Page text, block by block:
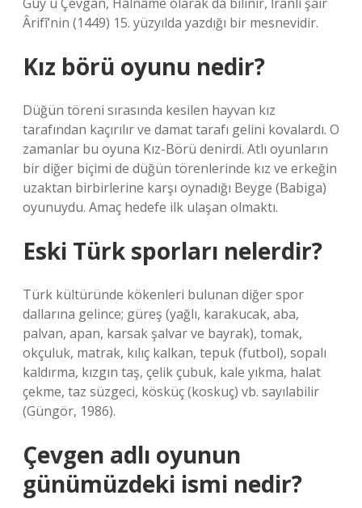
Ârifî’nin (1449) 15. yüzyılda yazdığı bir mesnevidir.
Kız börü oyunu nedir?
Düğün töreni sırasında kesilen hayvan kız
tarafından kaçırılır ve damat tarafı gelini kovalardı. O
zamanlar bu oyuna Kız-Börü denirdi. Atlı oyunların
bir diğer biçimi de düğün törenlerinde kız ve erkeğin
uzaktan birbirlerine karşı oynadığı Beyge (Babiga)
oyunuydu. Amaç hedefe ilk ulaşan olmaktı.
Eski Türk sporları nelerdir?
Türk kültüründe kökenleri bulunan diğer spor
dallarına gelince; güreş (yağlı, karakucak, aba,
palvan, apan, karsak şalvar ve bayrak), tomak,
okçuluk, matrak, kılıç kalkan, tepuk (futbol), sopalı
kaldırma, kızgın taş, çelik çubuk, kale yıkma, halat
çekme, taz süzgeci, kösküç (koskuç) vb. sayılabilir
(Güngör, 1986).
Çevgen adlı oyunun
günümüzdeki ismi nedir?